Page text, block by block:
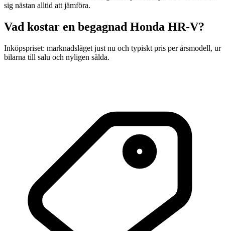
sig nästan alltid att jämföra.
Vad kostar en begagnad Honda HR-V?
Inköpspriset: marknadsläget just nu och typiskt pris per årsmodell, ur
bilarna till salu och nyligen sålda.